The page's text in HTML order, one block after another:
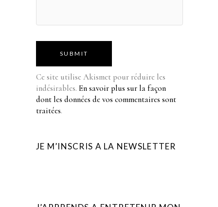
SUBMIT
Ce site utilise Akismet pour réduire les
indésirables. En savoir plus sur la façon
dont les données de vos commentaires sont
traitées.
JE M’INSCRIS A LA NEWSLETTER